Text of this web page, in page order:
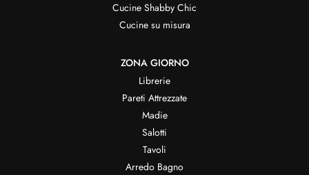
Cucine Shabby Chic
Cucine su misura
ZONA GIORNO
Librerie
Pareti Attrezzate
Madie
Salotti
Tavoli
Arredo Bagno